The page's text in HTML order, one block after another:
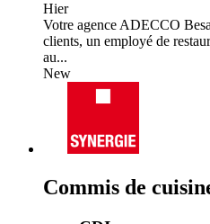
Hier
Votre agence ADECCO
clients, un employé de
au...
New
Commis de